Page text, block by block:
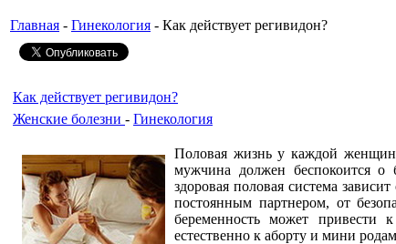
Главная - Гинекология - Как действует регивидон?
Как действует регивидон?
Женские болезни - Гинекология
Половая жизнь у каждой
мужчина должен беспокоится
здоровая половая система
постоянным партнером, от
беременность может привести
естественно к аборту и мини